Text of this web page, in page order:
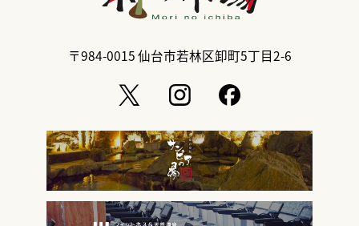
〒984-0015仙台市若林区卸町5丁目2-6